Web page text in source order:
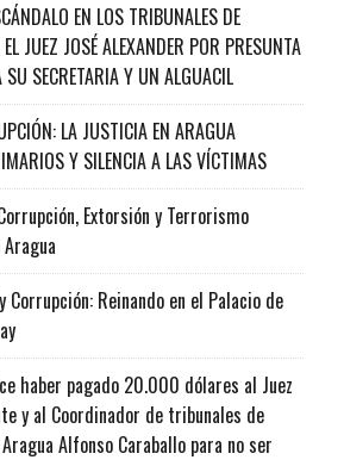
EN LOS TRIBUNALES DE
JUEZ JOSÉ ALEXANDER POR PRESUNTA
SECRETARIA Y UN ALGUACIL
LA JUSTICIA EN ARAGUA
Y SILENCIA A LAS VÍCTIMAS
Extorsión y Terrorismo
Reinando en el Palacio de
haber pagado 20.000 dólares al Juez
y al Coordinador de tribunales de
Alfonso Caraballo para no ser